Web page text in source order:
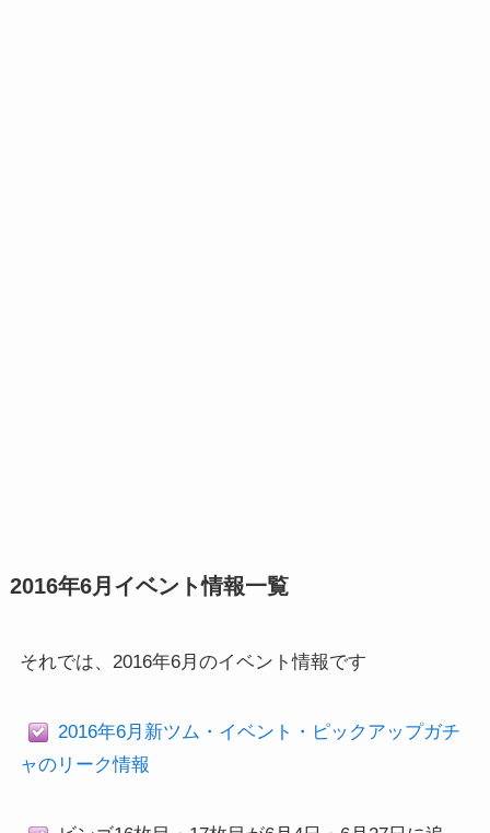
2016年6月イベント情報一覧
それでは、2016年6月のイベント情報です
2016年6月新ツム・イベント・ピックアップガチ
ャのリーク情報